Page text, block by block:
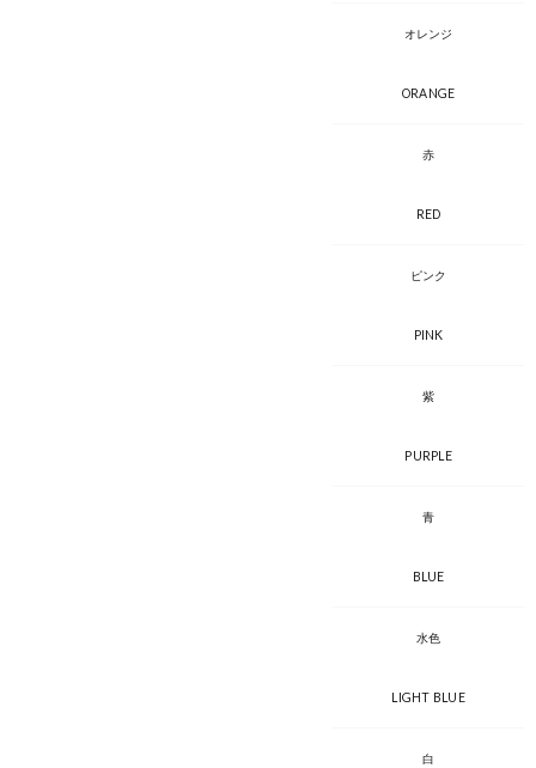
オレンジ
ORANGE
赤
RED
ピンク
PINK
紫
PURPLE
青
BLUE
水色
LIGHT BLUE
白